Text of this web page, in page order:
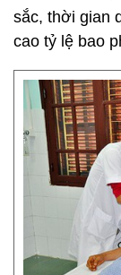
sắc, thời gian
cao tỷ lệ bao